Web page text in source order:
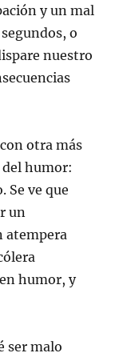
y un mal
o
nuestro
otra más
del humor:
Se ve que
un
atempera
humor, y
ser malo